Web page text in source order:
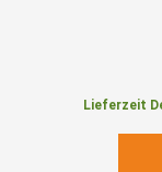
Lieferzeit